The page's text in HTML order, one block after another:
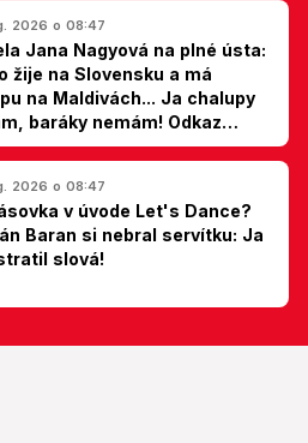
2026 o 08:47
Jana Nagyová na plné ústa:
žije na Slovensku a má
na Maldivách... Ja chalupy
baráky nemám! Odkaz
2026 o 08:47
v úvode Let's Dance?
Baran si nebral servítku: Ja
slová!